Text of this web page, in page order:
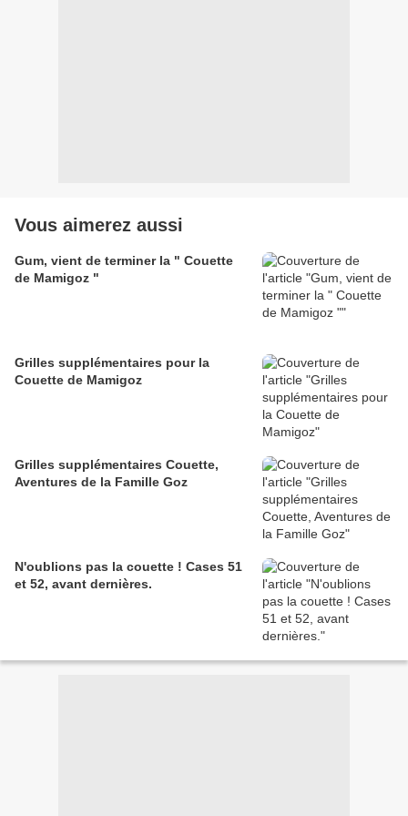
Vous aimerez aussi
Gum, vient de terminer la " Couette
de Mamigoz "
Grilles supplémentaires pour la
Couette de Mamigoz
Grilles supplémentaires Couette,
Aventures de la Famille Goz
N'oublions pas la couette ! Cases 51
et 52, avant dernières.